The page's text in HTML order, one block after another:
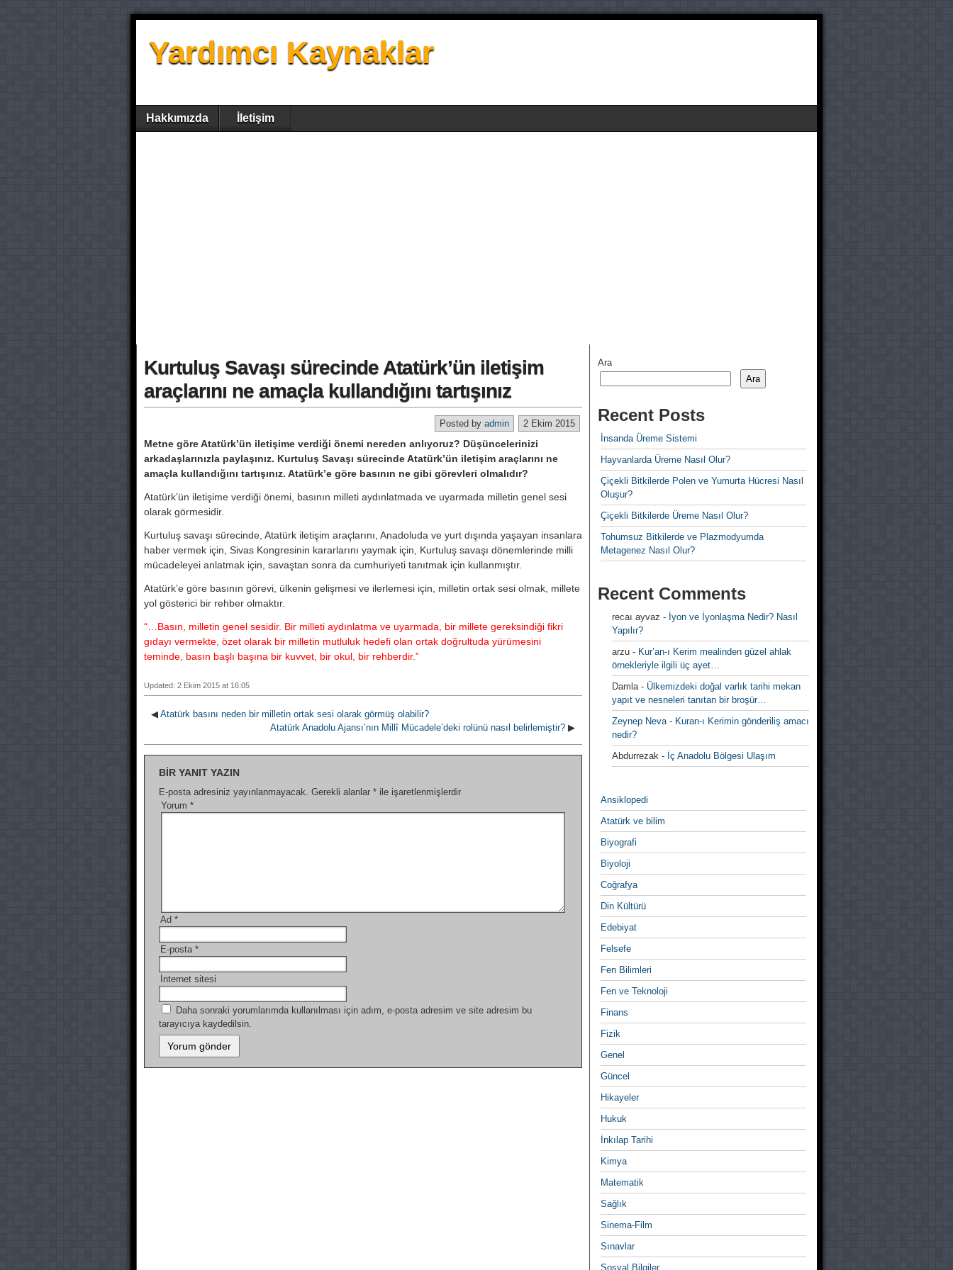
Yardımcı Kaynaklar
Hakkımızda İletişim
Kurtuluş Savaşı sürecinde Atatürk’ün iletişim
araçlarını ne amaçla kullandığını tartışınız
2 Ekim 2015
Posted by admin
Metne göre Atatürk’ün iletişime verdiği önemi nereden anlıyoruz? Düşüncelerinizi
arkadaşlarınızla paylaşınız. Kurtuluş Savaşı sürecinde Atatürk’ün iletişim araçlarını ne
amaçla kullandığını tartışınız. Atatürk’e göre basının ne gibi görevleri olmalıdır?
Atatürk’ün iletişime verdiği önemi, basının milleti aydınlatmada ve uyarmada milletin genel sesi
olarak görmesidir.
Kurtuluş savaşı sürecinde, Atatürk iletişim araçlarını, Anadoluda ve yurt dışında yaşayan insanlara
haber vermek için, Sivas Kongresinin kararlarını yaymak için, Kurtuluş savaşı dönemlerinde milli
mücadeleyei anlatmak için, savaştan sonra da cumhuriyeti tanıtmak için kullanmıştır.
Atatürk’e göre basının görevi, ülkenin gelişmesi ve ilerlemesi için, milletin ortak sesi olmak, millete
yol gösterici bir rehber olmaktır.
“…Basın, milletin genel sesidir. Bir milleti aydınlatma ve uyarmada, bir millete gereksindiği fikri
gıdayı vermekte, özet olarak bir milletin mutluluk hedefi olan ortak doğrultuda yürümesini
teminde, basın başlı başına bir kuvvet, bir okul, bir rehberdir.”
Updated: 2 Ekim 2015 at 16:05
◀ Atatürk basını neden bir milletin ortak sesi olarak görmüş olabilir?
Atatürk Anadolu Ajansı’nın Millî Mücadele’deki rolünü nasıl belirlemiştir? ▶
BIR YANIT YAZIN
E-posta adresiniz yayınlanmayacak. Gerekli alanlar * ile işaretlenmişlerdir
Yorum *
Ad *
E-posta *
İnternet sitesi
Daha sonraki yorumlarımda kullanılması için adım, e-posta adresim ve site adresim bu
tarayıcıya kaydedilsin.
Ara
Ara
Recent Posts
İnsanda Üreme Sistemi
Hayvanlarda Üreme Nasıl Olur?
Çiçekli Bitkilerde Polen ve Yumurta Hücresi Nasıl
Oluşur?
Çiçekli Bitkilerde Üreme Nasıl Olur?
Tohumsuz Bitkilerde ve Plazmodyumda
Metagenez Nasıl Olur?
Recent Comments
recaı ayvaz - İyon ve İyonlaşma Nedir? Nasıl
Yapılır?
arzu - Kur’an-ı Kerim mealinden güzel ahlak
örnekleriyle ilgili üç ayet…
Damla- Ülkemizdeki doğal varlık tarihi mekan
yapıt ve nesneleri tanıtan bir broşür…
Zeynep Neva- Kuran-ı Kerimin gönderiliş amacı
nedir?
Abdurrezak - İç Anadolu Bölgesi Ulaşım
Ansiklopedi
Atatürk ve bilim
Biyografi
Biyoloji
Coğrafya
Din Kültürü
Edebiyat
Felsefe
Fen Bilimleri
Fen ve Teknoloji
Finans
Fizik
Genel
Güncel
Hikayeler
Hukuk
İnkılap Tarihi
Kimya
Matematik
Sağlık
Sinema-Film
Sınavlar
Sosyal Bilgiler